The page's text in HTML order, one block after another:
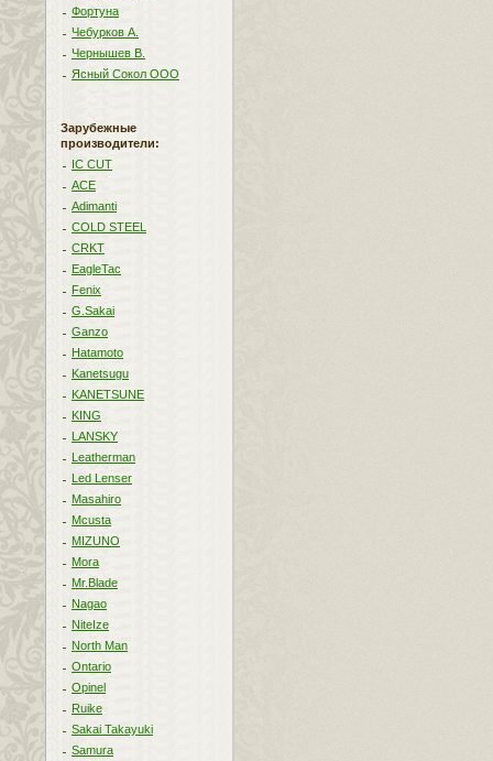
Фортуна
Чебурков А.
Чернышев В.
Ясный Сокол ООО
Зарубежные
производители:
IC CUT
ACE
Adimanti
COLD STEEL
CRKT
EagleTac
Fenix
G.Sakai
Ganzo
Hatamoto
Kanetsugu
KANETSUNE
KING
LANSKY
Leatherman
Led Lenser
Masahiro
Mcusta
MIZUNO
Mora
Mr.Blade
Nagao
NiteIze
North Man
Ontario
Opinel
Ruike
Sakai Takayuki
Samura